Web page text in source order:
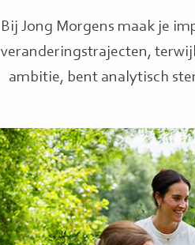
Bij Jong Morgens maak je
veranderingstrajecten,
ambitie, bent analytisch